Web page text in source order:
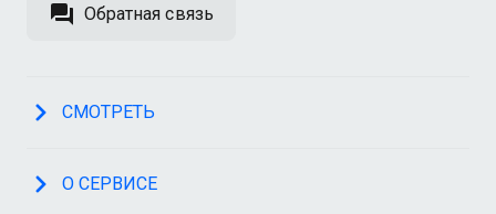
Обратная связь
СМОТРЕТЬ
О СЕРВИСЕ